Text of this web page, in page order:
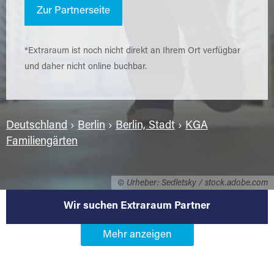
© Urheber: Sedletsky / stock.adobe.com
Zur Partnerseite
*Extraraum ist noch nicht direkt an Ihrem Ort verfügbar
und daher nicht online buchbar.
Deutschland › Berlin › Berlin, Stadt › KGA
Familiengärten
Wir suchen Extraraum Partner
Werden Sie Extraraum Partner in